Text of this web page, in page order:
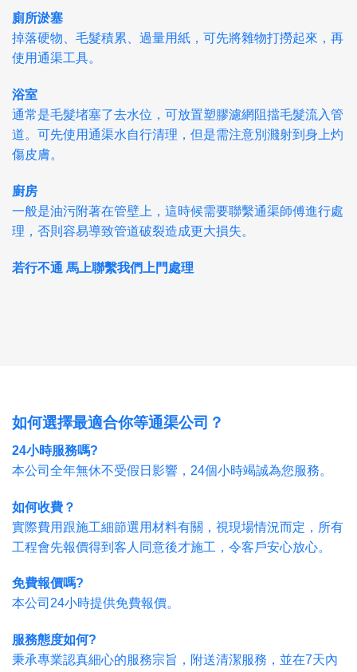
廁所淤塞
掉落硬物、毛髮積累、過量用紙，可先將雜物打撈起來，再
使用通渠工具。
浴室
通常是毛髮堵塞了去水位，可放置塑膠濾網阻擋毛髮流入管
道。可先使用通渠水自行清理，但是需注意別濺射到身上灼
傷皮膚。
廚房
一般是油污附著在管壁上，這時候需要聯繫通渠師傅進行處
理，否則容易導致管道破裂造成更大損失。
若行不通 馬上聯繫我們上門處理
如何選擇最適合你等通渠公司？
24小時服務嗎?
本公司全年無休不受假日影響，24個小時竭誠為您服務。
如何收費？
實際費用跟施工細節選用材料有關，視現場情況而定，所有
工程會先報價得到客人同意後才施工，令客戶安心放心。
免費報價嗎?
本公司24小時提供免費報價。
服務態度如何?
秉承專業認真細心的服務宗旨，附送清潔服務，並在7天內